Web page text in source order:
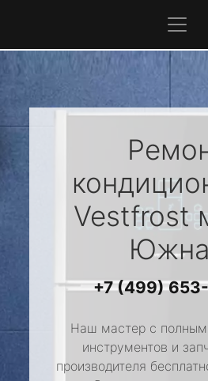
Vestfrost
+7 (499)
Наш мастер с полным
инструментов и
производителя